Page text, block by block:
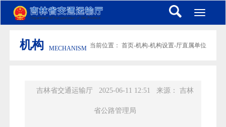
Toggle
机构 MECHANISM 当前位置： 首页-机构-机构设置-厅直属单位
吉林省交通运输厅 2025-06-11 12:51 来源： 吉林
省公路管理局